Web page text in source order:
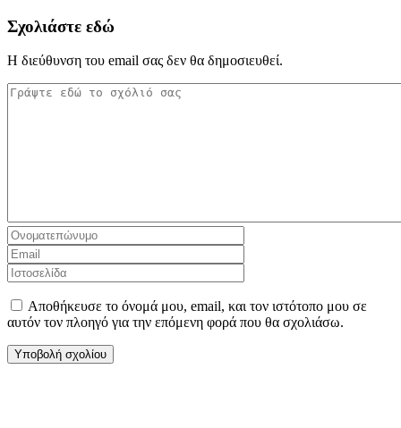
Σχολιάστε εδώ
Η διεύθυνση του email σας δεν θα δημοσιευθεί.
Αποθήκευσε το όνομά μου, email, και τον ιστότοπο μου σε
αυτόν τον πλοηγό για την επόμενη φορά που θα σχολιάσω.